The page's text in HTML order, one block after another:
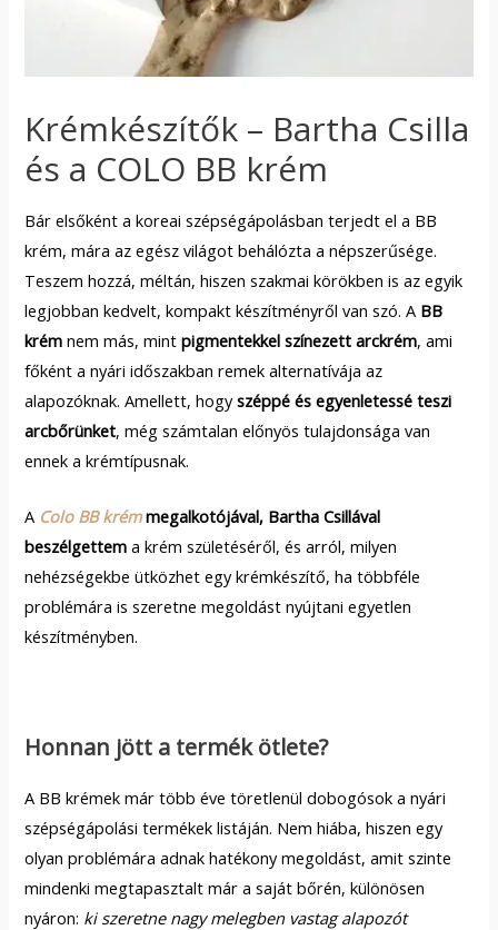
Krémkészítők – Bartha Csilla
és a COLO BB krém
Bár elsőként a koreai szépségápolásban terjedt el a BB
krém, mára az egész világot behálózta a népszerűsége.
Teszem hozzá, méltán, hiszen szakmai körökben is az egyik
legjobban kedvelt, kompakt készítményről van szó. A BB
krém nem más, mintpigmentekkel színezett arckrém, ami
főként a nyári időszakban remek alternatívája az
alapozóknak. Amellett, hogyszéppé és egyenletessé teszi
arcbőrünket, még számtalan előnyös tulajdonsága van
ennek a krémtípusnak.
A Colo BB krémmegalkotójával, Bartha Csillával
beszélgettem a krém születéséről, és arról, milyen
nehézségekbe ütközhet egy krémkészítő, ha többféle
problémára is szeretne megoldást nyújtani egyetlen
készítményben.
Honnan jött a termék ötlete?
A BB krémek már több éve töretlenül dobogósok a nyári
szépségápolási termékek listáján. Nem hiába, hiszen egy
olyan problémára adnak hatékony megoldást, amit szinte
mindenki megtapasztalt már a saját bőrén, különösen
nyáron: ki szeretne nagy melegben vastag alapozót